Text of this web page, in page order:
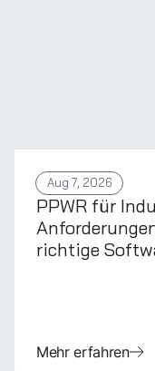
Aug 7, 2026
PPWR für
richtige
Mehr erfahren